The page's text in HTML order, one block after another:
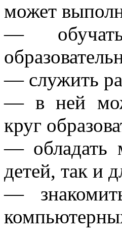
может
—
— служить
— в ней
круг
— обладать
детей, так и
—